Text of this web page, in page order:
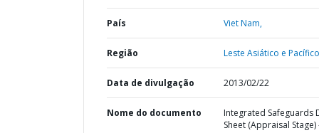
País Viet Nam,
Região Leste Asiático e
Data de divulgação 2013/02/22
Nome do documento
Integrated Safeguards
Sheet (Appraisal Stage)